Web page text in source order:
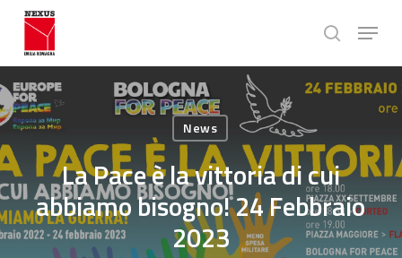
Skip
main
search
Menu
News
La Pace è la vittoria di cui
abbiamo bisogno! 24 Febbraio
2023